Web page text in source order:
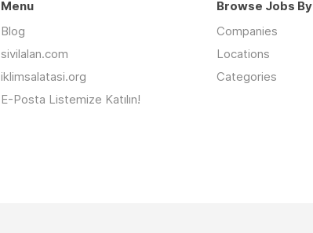
Menu
Blog
sivilalan.com
iklimsalatasi.org
E-Posta Listemize Katılın!
Browse Jobs By
Companies
Locations
Categories